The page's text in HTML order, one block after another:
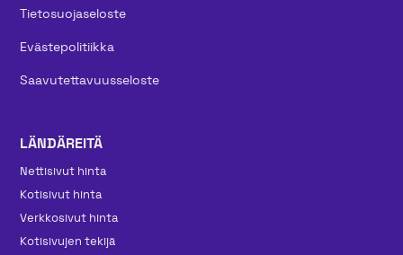
Tietosuojaseloste
Evästepolitiikka
Saavutettavuusseloste
LÄNDÄREITÄ
Nettisivut hinta
Kotisivut hinta
Verkkosivut hinta
Kotisivujen tekijä